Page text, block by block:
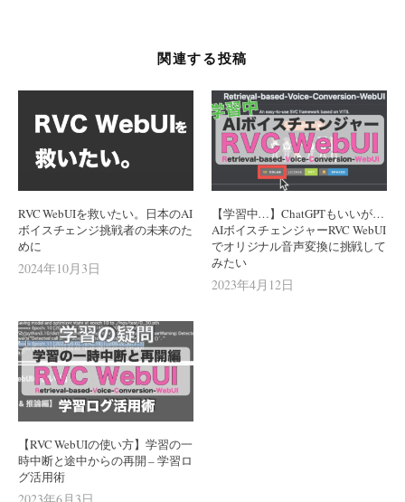
関連する投稿
RVC WebUIを救いたい。日本のAI
ボイスチェンジ挑戦者の未来のた
めに
2024年10月3日
【学習中…】ChatGPTもいいが…
AIボイスチェンジャーRVC WebUI
でオリジナル音声変換に挑戦して
みたい
2023年4月12日
【RVC WebUIの使い方】学習の一
時中断と途中からの再開 – 学習ロ
グ活用術